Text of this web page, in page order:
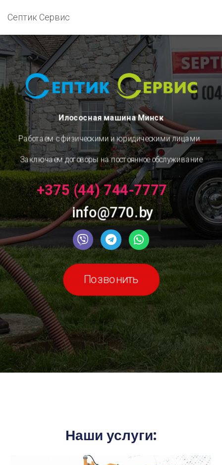
Септик Сервис
Илососная машина Минск
Работаем с физическими и юридическими лицами.
Заключаем договоры на постоянное обслуживание
+375 (44) 744-7777
info@770.by
Позвонить
Наши услуги: